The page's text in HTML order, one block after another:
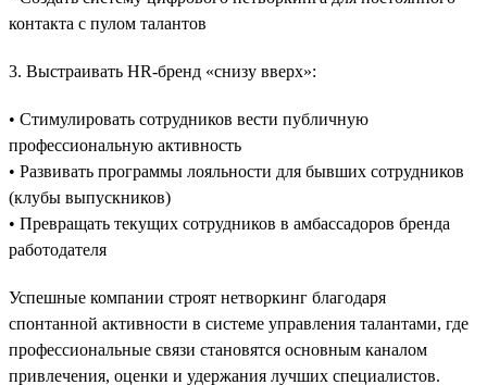
контакта с пулом талантов
3. Выстраивать HR-бренд «снизу вверх»:
• Стимулировать сотрудников вести публичную
профессиональную активность
• Развивать программы лояльности для бывших сотрудников
(клубы выпускников)
• Превращать текущих сотрудников в амбассадоров бренда
работодателя
Успешные компании строят нетворкинг благодаря
спонтанной активности в системе управления талантами, где
профессиональные связи становятся основным каналом
привлечения, оценки и удержания лучших специалистов.